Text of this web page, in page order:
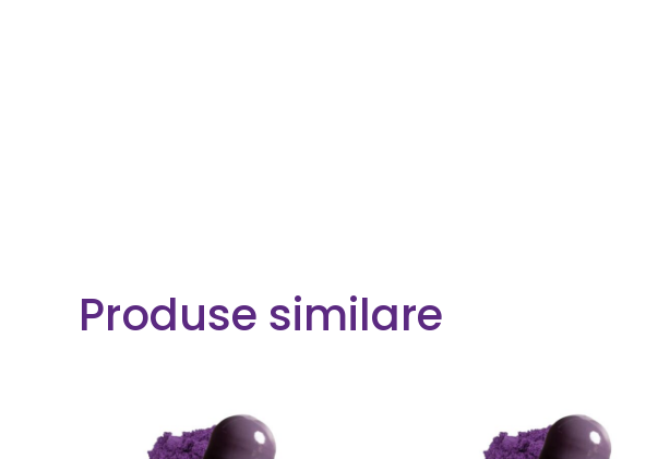
Produse similare